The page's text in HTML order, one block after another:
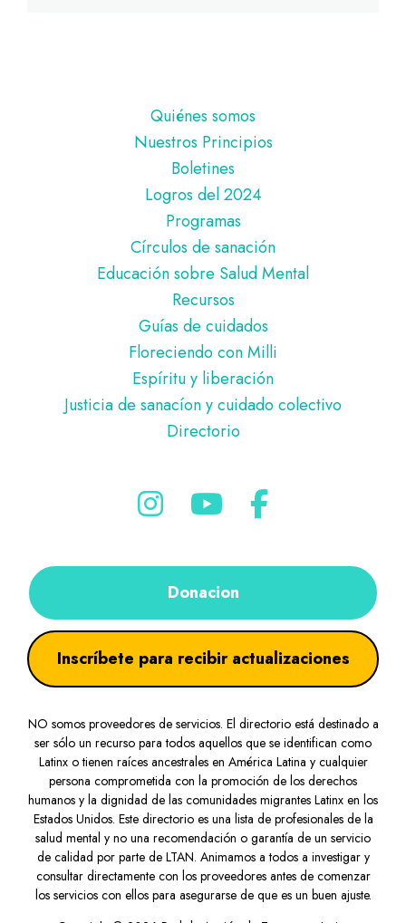
Quiénes somos
Nuestros Principios
Boletines
Logros del 2024
Programas
Círculos de sanación
Educación sobre Salud Mental
Recursos
Guías de cuidados
Floreciendo con Milli
Espíritu y liberación
Justicia de sanacíon y cuidado colectivo
Directorio
Donacion
Inscríbete para recibir actualizaciones
NO somos proveedores de servicios. El directorio está destinado a
ser sólo un recurso para todos aquellos que se identifican como
Latinx o tienen raíces ancestrales en América Latina y cualquier
persona comprometida con la promoción de los derechos
humanos y la dignidad de las comunidades migrantes Latinx en los
Estados Unidos. Este directorio es una lista de profesionales de la
salud mental y no una recomendación o garantía de un servicio
de calidad por parte de LTAN. Animamos a todos a investigar y
consultar directamente con los proveedores antes de comenzar
los servicios con ellos para asegurarse de que es un buen ajuste.